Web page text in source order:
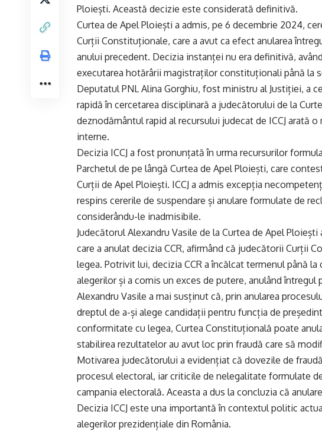
Ploiești. Această decizie este considerată definitivă.
Curtea de Apel Ploiești a admis, pe 6 decembrie 2024,
Curții Constituționale, care a avut ca efect anularea
anului precedent. Decizia instanței nu era definitivă,
executarea hotărârii magistraților constituționali până la
Deputatul PNL Alina Gorghiu, fost ministru al Justiției, a
rapidă în cercetarea disciplinară a judecătorului de la
deznodământul rapid al recursului judecat de ICCJ arată
interne.
Decizia ICCJ a fost pronunțată în urma recursurilor
Parchetul de pe lângă Curtea de Apel Ploiești, care
Curții de Apel Ploiești. ICCJ a admis excepția
respins cererile de suspendare și anulare formulate de
considerându-le inadmisibile.
Judecătorul Alexandru Vasile de la Curtea de Apel
care a anulat decizia CCR, afirmând că judecătorii Curții
legea. Potrivit lui, decizia CCR a încălcat termenul până
alegerilor și a comis un exces de putere, anulând întregul
Alexandru Vasile a mai susținut că, prin anularea
dreptul de a-și alege candidații pentru funcția de
conformitate cu legea, Curtea Constituțională poate
stabilirea rezultatelor au avut loc prin fraudă care să
Motivarea judecătorului a evidențiat că dovezile de
procesul electoral, iar criticile de nelegalitate formulate
campania electorală. Aceasta a dus la concluzia că
Decizia ICCJ este una importantă în contextul politic
alegerilor prezidențiale din România.